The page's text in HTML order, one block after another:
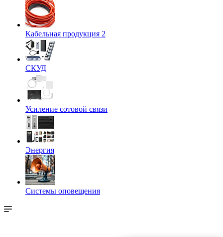
Кабельная продукция 2
СКУД
Усиление сотовой связи
Энергия
Системы оповещения